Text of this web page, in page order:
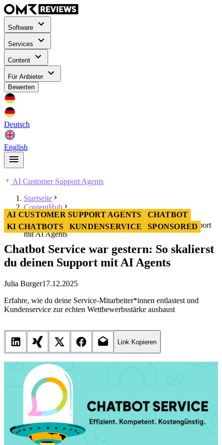
Software
Services
Content
Für Anbieter
Bewerten
Deutsch
English
AI Customer Support Agents
Startseite
ContentHub
AI Customer Support Agents
Chatbot Service war gestern: So skalierst du deinen Support
mit AI Agents
AI CUSTOMER SUPPORT AGENTS
CHATBOT
KI CHATBOTS
KUNDENSERVICE SPONSORED
Chatbot Service war gestern: So skalierst
du deinen Support mit AI Agents
Julia Burger17.12.2025
Erfahre, wie du deine Service-Mitarbeiter*innen entlastest und
Kundenservice zur echten Wettbewerbsstärke ausbaust
Link Kopieren